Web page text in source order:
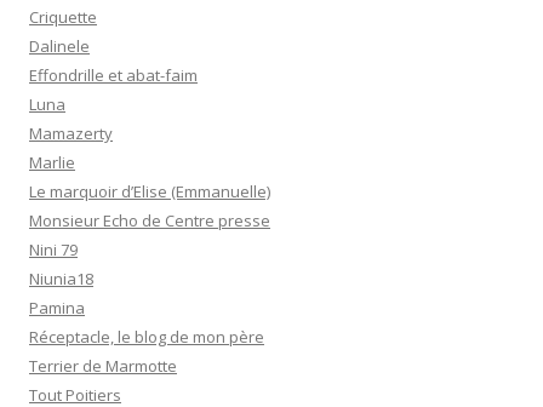
Criquette
Dalinele
Effondrille et abat-faim
Luna
Mamazerty
Marlie
Le marquoir d’Elise (Emmanuelle)
Monsieur Echo de Centre presse
Nini 79
Niunia18
Pamina
Réceptacle, le blog de mon père
Terrier de Marmotte
Tout Poitiers